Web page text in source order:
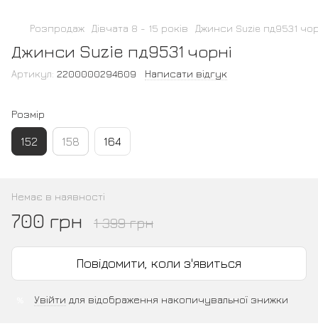
Розпродаж Дівчата 8 - 15 років Джинси Suzie пд9531
Джинси Suzie пд9531 чорні
Артикул: 2200000294609 Написати відгук
Розмір
152 158 164
Немає в наявності
700 грн 1 399 грн
Повідомити, коли з'явиться
Увійти для відображення накопичувальної знижки